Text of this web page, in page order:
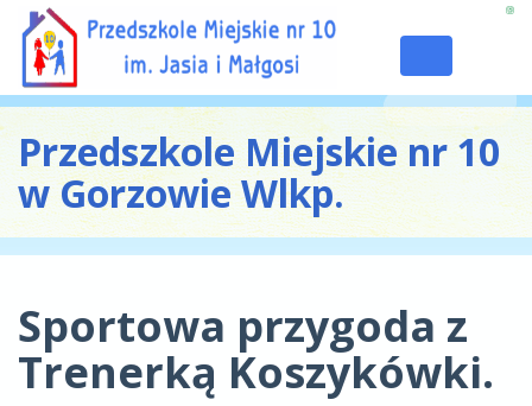
navigation
Przedszkole Miejskie nr 10
w Gorzowie Wlkp.
Sportowa przygoda z
Trenerką Koszykówki.